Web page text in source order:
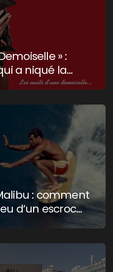
» :
a niqué la
: comment
d’un escroc